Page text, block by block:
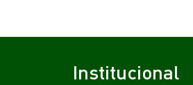
Institucional